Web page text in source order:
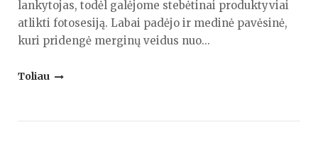
lankytojas, todėl galėjome stebėtinai produktyviai
atlikti fotosesiją. Labai padėjo ir medinė pavėsinė,
kuri pridengė merginų veidus nuo...
"Ugnės
Toliau